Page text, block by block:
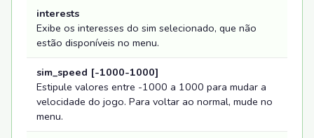
interests
Exibe os interesses do sim selecionado, que não
estão disponíveis no menu.
sim_speed [-1000-1000]
Estipule valores entre -1000 a 1000 para mudar a
velocidade do jogo. Para voltar ao normal, mude no
menu.